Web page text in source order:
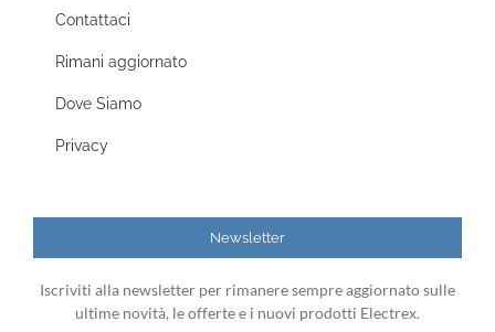
Contattaci
Rimani aggiornato
Dove Siamo
Privacy
Newsletter
Iscriviti alla newsletter per rimanere sempre aggiornato sulle
ultime novità, le offerte e i nuovi prodotti Electrex.